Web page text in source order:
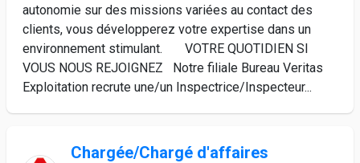
autonomie sur des missions variées au contact des
clients, vous développerez votre expertise dans un
environnement stimulant. VOTRE QUOTIDIEN SI
VOUS NOUS REJOIGNEZ Notre filiale Bureau Veritas
Exploitation recrute une/un Inspectrice/Inspecteur...
Chargée/Chargé d'affaires